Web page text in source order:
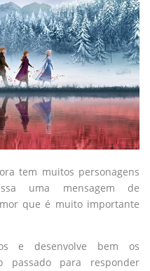
tem muitos personagens
uma mensagem de
que é muito importante
e desenvolve bem os
passado para responder